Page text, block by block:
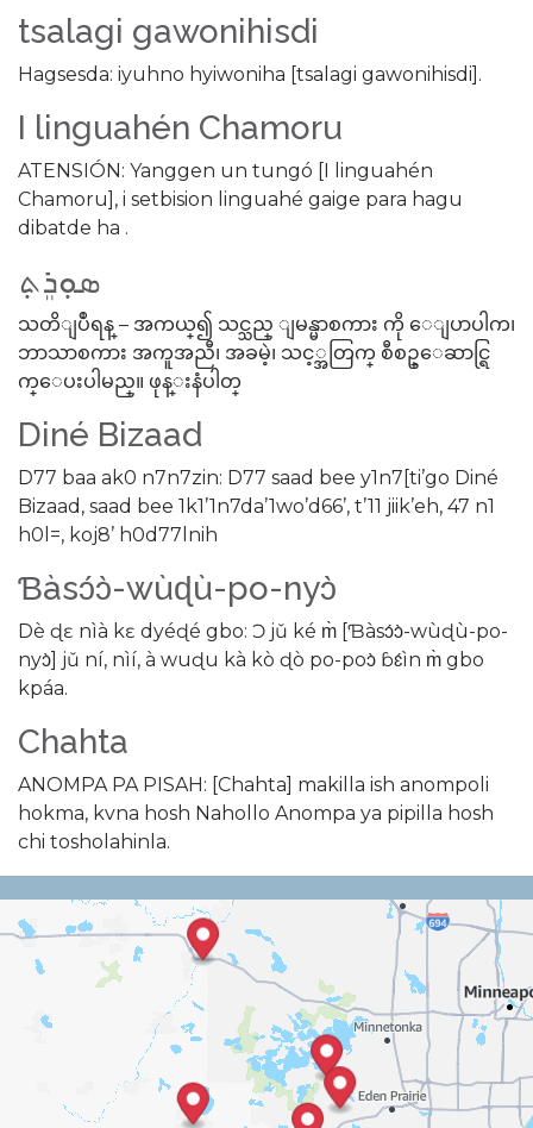
tsalagi gawonihisdi
Hagsesda: iyuhno hyiwoniha [tsalagi gawonihisdi].
I linguahén Chamoru
ATENSIÓN: Yanggen un tungó [I linguahén
Chamoru], i setbision linguahé gaige para hagu
dibatde ha .
ܣܘܼܪܸܬ݂
သတိျပဳရန္ – အကယ္၍ သင္သည္ ျမန္မာစကား ကို ေျပာပါက၊
ဘာသာစကား အကူအညီ၊ အခမဲ့၊ သင့္အတြက္ စီစဥ္ေဆာင္ရြ
က္ေပးပါမည္။ ဖုန္းနံပါတ္
Diné Bizaad
D77 baa ak0 n7n7zin: D77 saad bee y1n7[ti’go Diné
Bizaad, saad bee 1k1’1n7da’1wo’d66’, t’11 jiik’eh, 47 n1
h0l=, koj8’ h0d77lnih
Ɓàsɔ́ɔ̀-wùɖù-po-nyɔ̀
Dè ɖɛ nìà kɛ dyéɖé gbo: Ɔ jǔ ké m̀ [Ɓàsɔ́ɔ̀-wùɖù-po-
nyɔ̀] jǔ ní, nìí, à wuɖu kà kò ɖò po-poɔ̀ ɓɛ́ìn m̀ gbo
kpáa.
Chahta
ANOMPA PA PISAH: [Chahta] makilla ish anompoli
hokma, kvna hosh Nahollo Anompa ya pipilla hosh
chi tosholahinla.